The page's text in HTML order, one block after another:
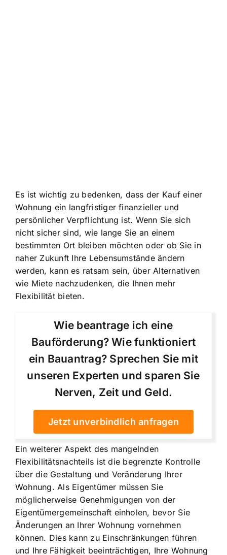
Es ist wichtig zu bedenken, dass der Kauf einer
Wohnung ein langfristiger finanzieller und
persönlicher Verpflichtung ist. Wenn Sie sich
nicht sicher sind, wie lange Sie an einem
bestimmten Ort bleiben möchten oder ob Sie in
naher Zukunft Ihre Lebensumstände ändern
werden, kann es ratsam sein, über Alternativen
wie Miete nachzudenken, die Ihnen mehr
Flexibilität bieten.
Wie beantrage ich eine
Bauförderung? Wie funktioniert
ein Bauantrag? Sprechen Sie mit
unseren Experten und sparen Sie
Nerven, Zeit und Geld.
Jetzt unverbindlich anfragen
Ein weiterer Aspekt des mangelnden
Flexibilitätsnachteils ist die begrenzte Kontrolle
über die Gestaltung und Veränderung Ihrer
Wohnung. Als Eigentümer müssen Sie
möglicherweise Genehmigungen von der
Eigentümergemeinschaft einholen, bevor Sie
Änderungen an Ihrer Wohnung vornehmen
können. Dies kann zu Einschränkungen führen
und Ihre Fähigkeit beeinträchtigen, Ihre Wohnung